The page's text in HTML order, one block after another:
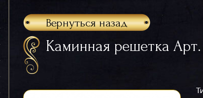
Вернуться назад
Каминная решетка Арт.